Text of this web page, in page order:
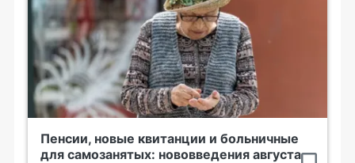
Пенсии, новые квитанции и больничные
для самозанятых: нововведения августа